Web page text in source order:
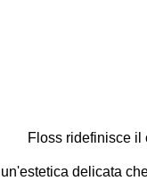
Floss ridefinisce il
un'estetica delicata